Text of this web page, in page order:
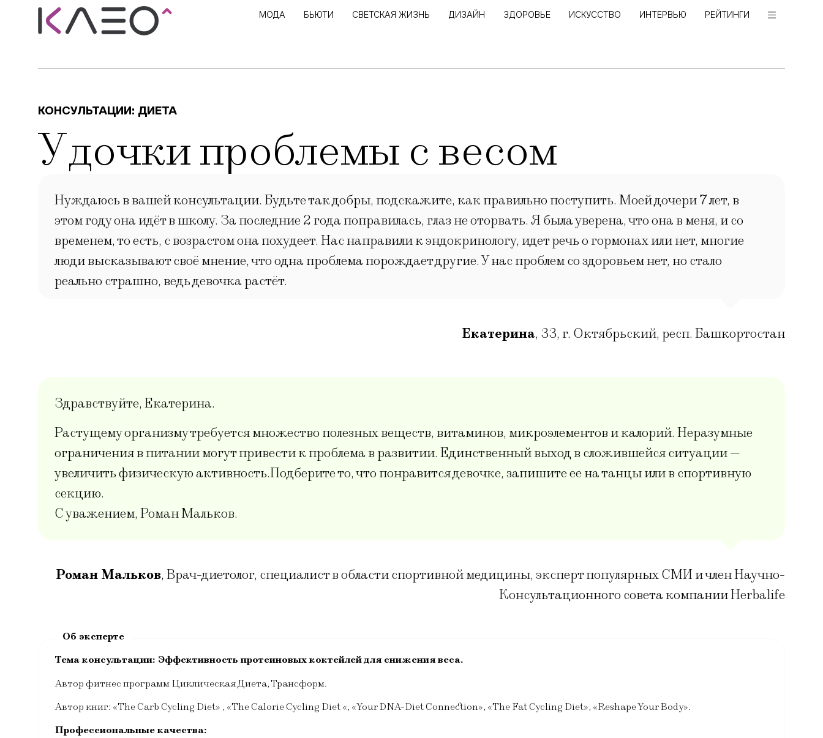
МОДА БЬЮТИ СВЕТСКАЯ ЖИЗНЬ ДИЗАЙН ЗДОРОВЬЕ ИСКУССТВО ИНТЕРВЬЮ РЕЙТИНГИ
КОНСУЛЬТАЦИИ: ДИЕТА
У дочки проблемы с весом
Нуждаюсь в вашей консультации. Будьте так добры, подскажите, как правильно поступить. Моей дочери 7 лет, в
этом году она идёт в школу. За последние 2 года поправилась, глаз не оторвать. Я была уверена, что она в меня, и со
временем, то есть, с возрастом она похудеет. Нас направили к эндокринологу, идет речь о гормонах или нет, многие
люди высказывают своё мнение, что одна проблема порождает другие. У нас проблем со здоровьем нет, но стало
реально страшно, ведь девочка растёт.
Екатерина, 33, г. Октябрьский, респ. Башкортостан
Здравствуйте, Екатерина.
Растущему организму требуется множество полезных веществ, витаминов, микроэлементов и калорий. Неразумные
ограничения в питании могут привести к проблема в развитии. Единственный выход в сложившейся ситуации —
увеличить физическую активность.Подберите то, что понравится девочке, запишите ее на танцы или в спортивную
секцию.
С уважением, Роман Мальков.
Роман Мальков, Врач-диетолог, специалист в области спортивной медицины, эксперт популярных СМИ и член Научно-
Консультационного совета компании Herbalife
Тема консультации: Эффективность протеиновых коктейлей для снижения веса.
Автор фитнес программ Циклическая Диета, Трансформ.
Автор книг: «The Carb Cycling Diet» , «The Calorie Cycling Diet «, «Your DNA-Diet Connection», «The Fat Cycling Diet», «Reshape Your Body».
Профессиональные качества: